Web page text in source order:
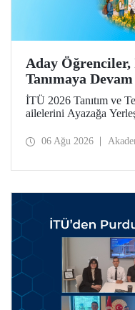
Aday Öğrenciler,
Tanımaya
İTÜ 2026 Tanıtım ve
ailelerini Ayazağa
ilgili fakülte ve birimler
06 Ağu 2026